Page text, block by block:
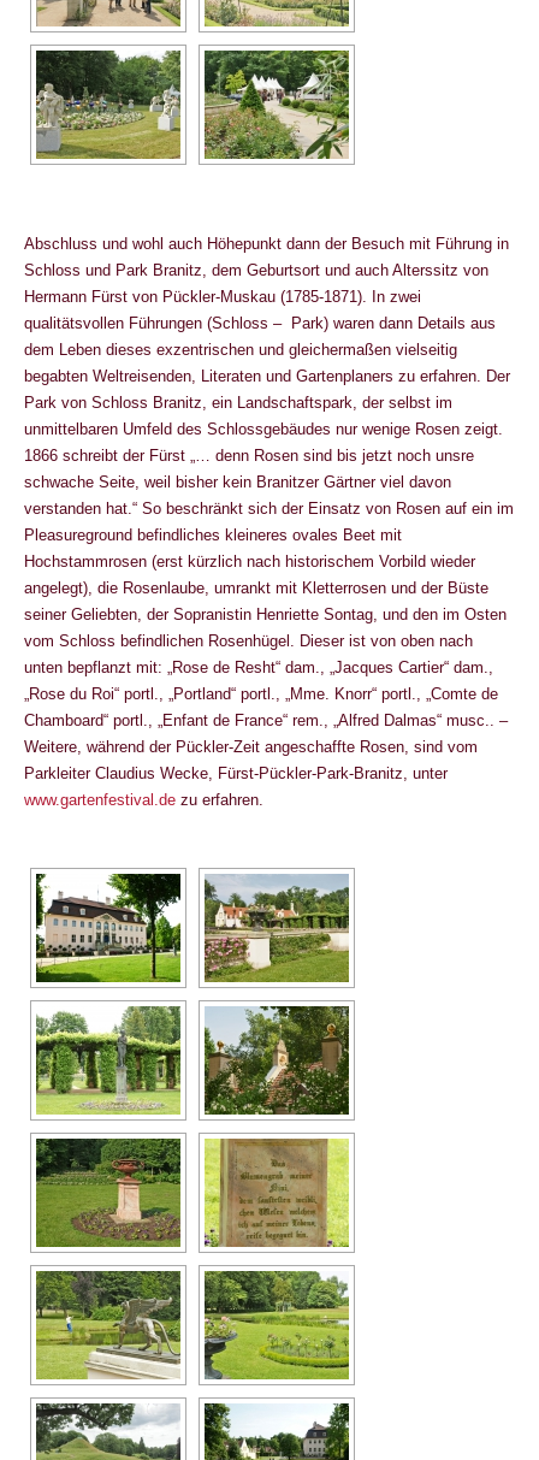
Abschluss und wohl auch Höhepunkt dann der Besuch mit Führung in
Schloss und Park Branitz, dem Geburtsort und auch Alterssitz von
Hermann Fürst von Pückler-Muskau (1785-1871). In zwei
qualitätsvollen Führungen (Schloss – Park) waren dann Details aus
dem Leben dieses exzentrischen und gleichermaßen vielseitig
begabten Weltreisenden, Literaten und Gartenplaners zu erfahren. Der
Park von Schloss Branitz, ein Landschaftspark, der selbst im
unmittelbaren Umfeld des Schlossgebäudes nur wenige Rosen zeigt.
1866 schreibt der Fürst „… denn Rosen sind bis jetzt noch unsre
schwache Seite, weil bisher kein Branitzer Gärtner viel davon
verstanden hat.“ So beschränkt sich der Einsatz von Rosen auf ein im
Pleasureground befindliches kleineres ovales Beet mit
Hochstammrosen (erst kürzlich nach historischem Vorbild wieder
angelegt), die Rosenlaube, umrankt mit Kletterrosen und der Büste
seiner Geliebten, der Sopranistin Henriette Sontag, und den im Osten
vom Schloss befindlichen Rosenhügel. Dieser ist von oben nach
unten bepflanzt mit: „Rose de Resht“ dam., „Jacques Cartier“ dam.,
„Rose du Roi“ portl., „Portland“ portl., „Mme. Knorr“ portl., „Comte de
Chamboard“ portl., „Enfant de France“ rem., „Alfred Dalmas“ musc.. –
Weitere, während der Pückler-Zeit angeschaffte Rosen, sind vom
Parkleiter Claudius Wecke, Fürst-Pückler-Park-Branitz, unter
www.gartenfestival.de zu erfahren.